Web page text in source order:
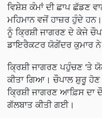
ਵਿਸ਼ੇਸ਼ ਕੰਮਾਂ ਦੀ ਛਾਪ ਛੱਡਣ
ਮਹਿਮਾਨ ਵਜੋਂ ਹਾਜ਼ਰ ਹੁੰਦੇ
ਨੂੰ ਕ੍ਰਿਸ਼ੀ ਜਾਗਰਣ ਦੇ ਕੇਜੇ
ਡਾਇਰੈਕਟਰ ਯੋਗੇਂਦਰ ਕੁਮਾਰ ਨੇ
ਕ੍ਰਿਸ਼ੀ ਜਾਗਰਣ ਪਹੁੰਚਣ 'ਤੇ
ਕੀਤਾ ਗਿਆ। ਚੌਪਾਲ ਸ਼ੁਰੂ ਹੋਣ
ਕ੍ਰਿਸ਼ੀ ਜਾਗਰਣ ਆਫ਼ਿਸ ਦਾ
ਗੱਲਬਾਤ ਕੀਤੀ ਗਈ।